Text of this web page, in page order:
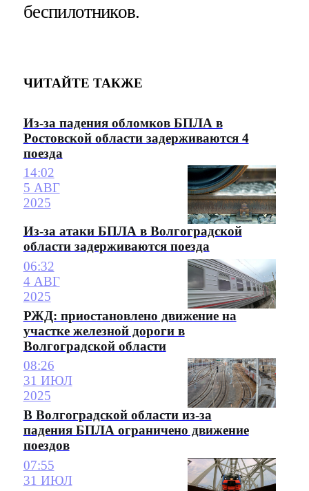
беспилотников.
ЧИТАЙТЕ ТАКЖЕ
Из-за падения обломков БПЛА в
Ростовской области задерживаются 4
поезда
14:02
5 АВГ
2025
Из-за атаки БПЛА в Волгоградской
области задерживаются поезда
06:32
4 АВГ
2025
РЖД: приостановлено движение на
участке железной дороги в
Волгоградской области
08:26
31 ИЮЛ
2025
В Волгоградской области из-за
падения БПЛА ограничено движение
поездов
07:55
31 ИЮЛ